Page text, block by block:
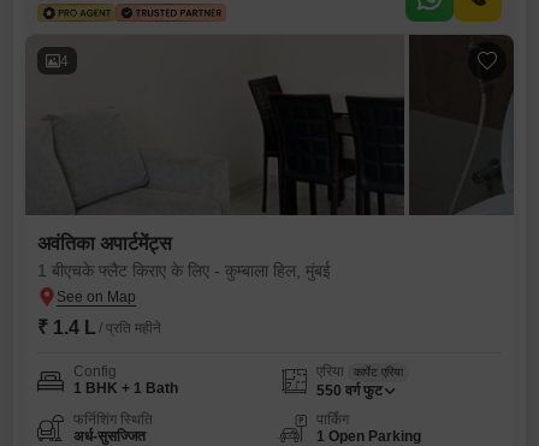
4
अवंतिका अपार्टमेंट्स
1 बीएचके फ्लैट किराए के लिए - कुम्बाला हिल, मुंबई
₹ 1.4 L / प्रति महीने
Config
1 BHK + 1 Bath
एरिया कार्पेट एरिया
550 वर्ग फुट
फर्निशिंग स्थिति
अर्ध-सुसज्जित
पार्किंग
1 Open Parking